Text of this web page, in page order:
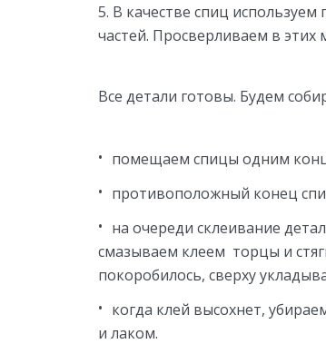
В качестве спиц
частей. Просверливаем в этих
Все детали готовы. Будем
помещаем спицы одним
противоположный конец
на очереди склеивание
смазываем клеем торцы и
покоробилось, сверху
когда клей высохнет,
и лаком.